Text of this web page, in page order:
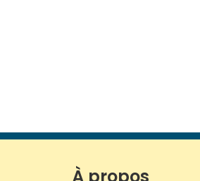
À propos